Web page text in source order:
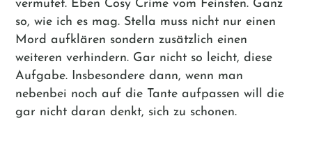
vermutet. Eben Cosy Crime vom Feinsten. Ganz
so, wie ich es mag. Stella muss nicht nur einen
Mord aufklären sondern zusätzlich einen
weiteren verhindern. Gar nicht so leicht, diese
Aufgabe. Insbesondere dann, wenn man
nebenbei noch auf die Tante aufpassen will die
gar nicht daran denkt, sich zu schonen.